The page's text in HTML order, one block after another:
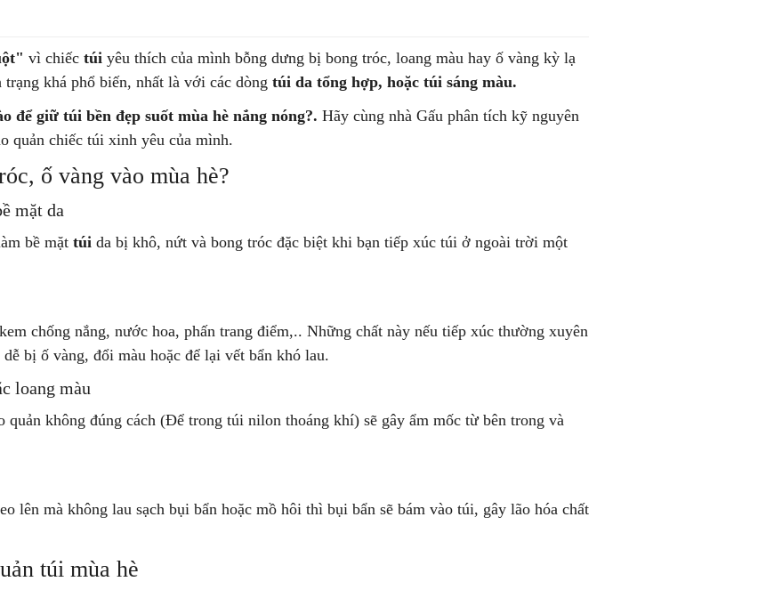
vì chiếc túi yêu thích của mình bỗng dưng bị bong tróc, loang màu hay ố vàng kỳ lạ
khá phổ biến, nhất là với các dòng túi da tổng hợp, hoặc túi sáng màu.
để giữ túi bền đẹp suốt mùa hè nắng nóng?. Hãy cùng nhà Gấu phân tích kỹ nguyên
quản chiếc túi xinh yêu của mình.
ố vàng vào mùa hè?
mặt da
bề mặt túi da bị khô, nứt và bong tróc đặc biệt khi bạn tiếp xúc túi ở ngoài trời một
chống nắng, nước hoa, phấn trang điểm,.. Những chất này nếu tiếp xúc thường xuyên
bị ố vàng, đổi màu hoặc để lại vết bẩn khó lau.
loang màu
quản không đúng cách (Để trong túi nilon thoáng khí) sẽ gây ẩm mốc từ bên trong và
lên mà không lau sạch bụi bẩn hoặc mồ hôi thì bụi bẩn sẽ bám vào túi, gây lão hóa chất
túi mùa hè